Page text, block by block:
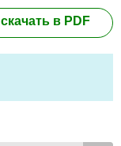
скачать в PDF